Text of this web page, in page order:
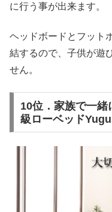
に行う事が出来ます。
ヘッドボードとフット
結するので、子供が遊
せん。
10位．家族で一
級ローベッド